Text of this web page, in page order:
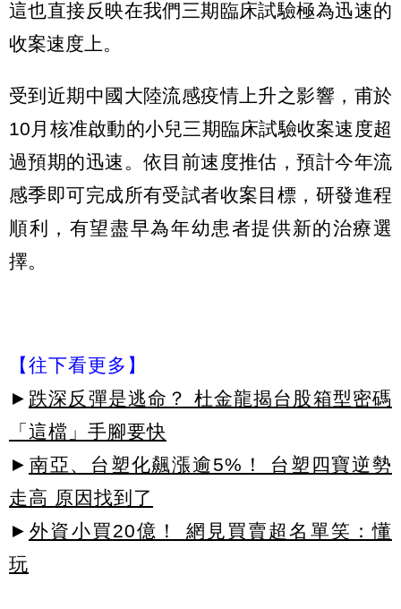
這也直接反映在我們三期臨床試驗極為迅速的
收案速度上。
受到近期中國大陸流感疫情上升之影響，甫於
10月核准啟動的小兒三期臨床試驗收案速度超
過預期的迅速。依目前速度推估，預計今年流
感季即可完成所有受試者收案目標，研發進程
順利，有望盡早為年幼患者提供新的治療選
擇。
【往下看更多】
► 跌深反彈是逃命？ 杜金龍揭台股箱型密碼
「這檔」手腳要快
► 南亞、台塑化飆漲逾5%！ 台塑四寶逆勢
走高 原因找到了
► 外資小買20億！ 網見買賣超名單笑：懂
玩